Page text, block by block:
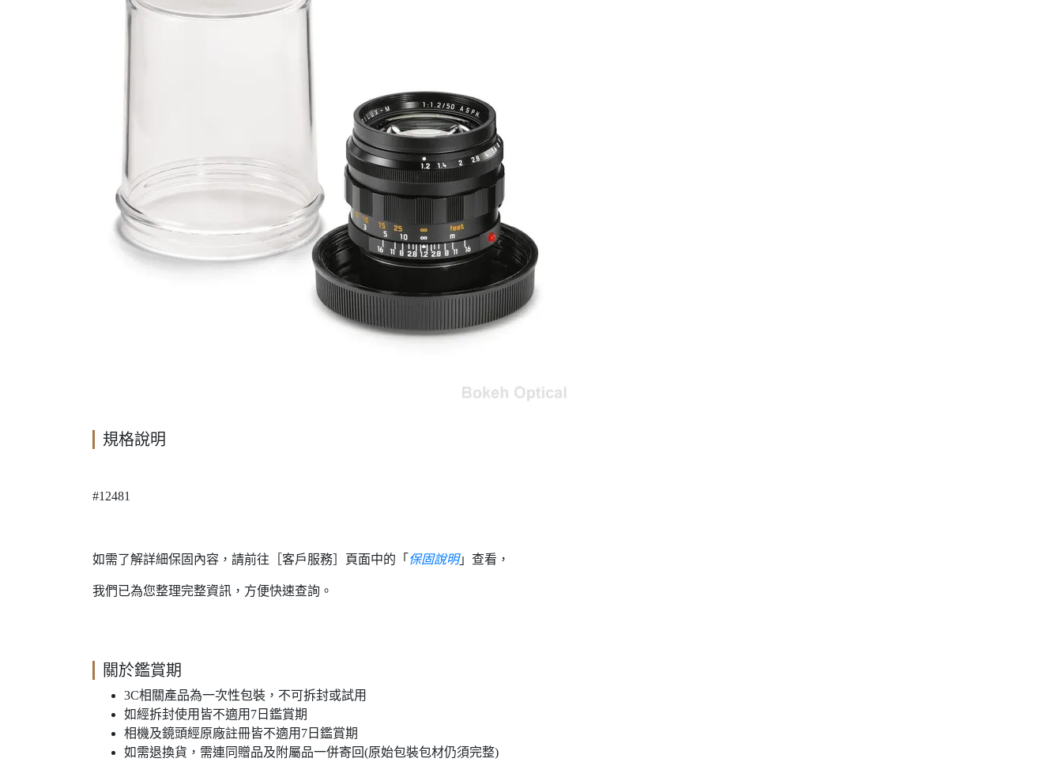
規格說明
#12481
如需了解詳細保固內容，請前往［客戶服務］頁面中的「 保固說明」查看，
我們已為您整理完整資訊，方便快速查詢。
關於鑑賞期
3C相關產品為一次性包裝，不可拆封或試用
如經拆封使用皆不適用7日鑑賞期
相機及鏡頭經原廠註冊皆不適用7日鑑賞期
如需退換貨，需連同贈品及附屬品一併寄回(原始包裝包材仍須完整)